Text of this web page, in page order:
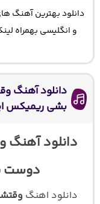
دانلود بهترین آهنگ
دانلود آهنگ
بشی ریمیکس
دانلود آهنگ
دوست
دانلود اهنگ